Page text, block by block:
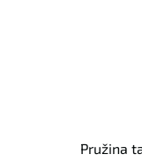
Pružina